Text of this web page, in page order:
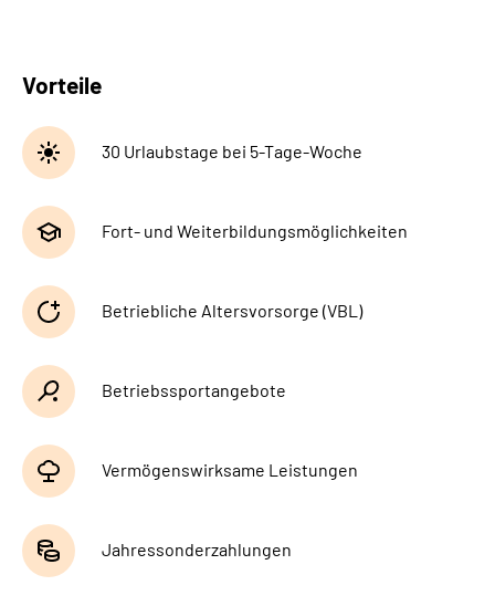
Vorteile
30 Urlaubstage bei 5-Tage-Woche
Fort- und Weiterbildungsmöglichkeiten
Betriebliche Altersvorsorge (VBL)
Betriebssportangebote
Vermögenswirksame Leistungen
Jahressonderzahlungen